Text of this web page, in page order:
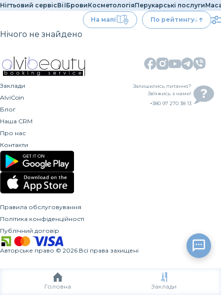
Головна Заклади
Нігтьовий сервісВіїБровиКосметологіяПерукарські послуги
На мапі
По рейтингу
Нічого не знайдено
Заклади
AlviCoin
Блог
Наша CRM
Про нас
Контакти
Залишились питання?
Зв’яжись з нами!
+380 97 270 38 13
Правила обслуговування
Політика конфіденційності
Публічний договір
Авторське право © 2026 Всі права захищені